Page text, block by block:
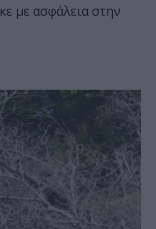
με ασφάλεια στην